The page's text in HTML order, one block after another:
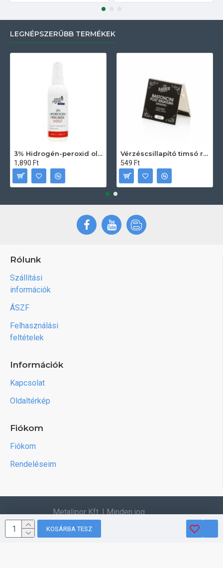
KOSÁRBA TESZ
LEGNÉPSZERŰBB TERMÉKEK
3% Hidrogén-peroxid oldat (sebfertőtlenítő) 100ml
1,890 Ft
Vérzéscsillapító timsó rúd 20db
549 Ft
Rólunk
Szállítási
információk
ÁSZF
Felhasználási
feltételek
Információk
Kapcsolat
Oldaltérkép
Fiókom
Fiókom
Rendeléseim
Metalipor Kft. | Minden jog
fenntartva.